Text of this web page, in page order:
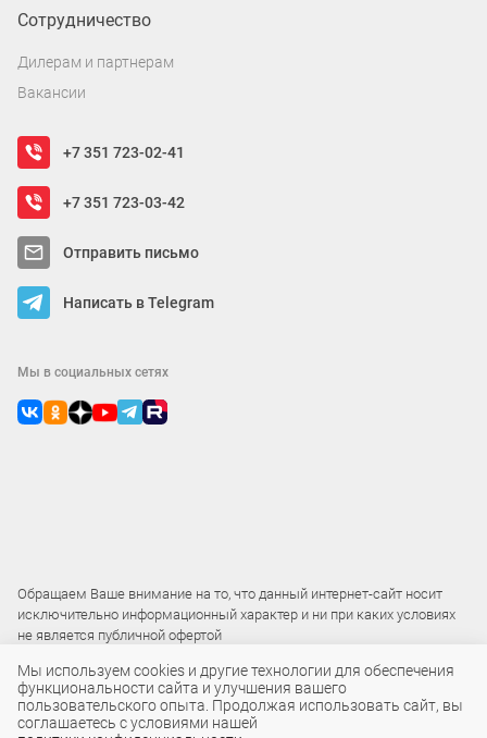
Сотрудничество
Дилерам и партнерам
Вакансии
+7 351 723-02-41
+7 351 723-03-42
Отправить письмо
Написать в Telegram
Мы в социальных сетях
Обращаем Ваше внимание на то, что данный интернет-сайт носит
исключительно информационный характер и ни при каких условиях
не является публичной офертой
2015 – 2026 © ООО «Локос»
Мы используем cookies и другие технологии для обеспечения
функциональности сайта и улучшения вашего
пользовательского опыта. Продолжая использовать сайт, вы
соглашаетесь с условиями нашей